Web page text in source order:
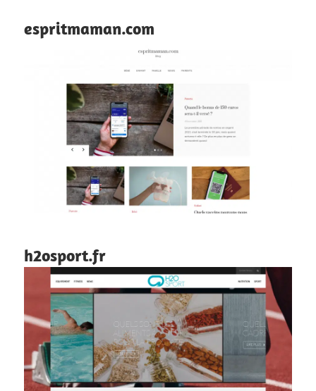
espritmaman.com
h2osport.fr